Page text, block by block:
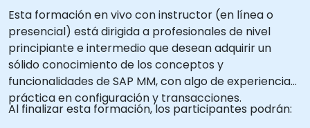
Esta formación en vivo con instructor (en línea o
presencial) está dirigida a profesionales de nivel
principiante e intermedio que desean adquirir un
sólido conocimiento de los conceptos y
funcionalidades de SAP MM, con algo de experiencia
práctica en configuración y transacciones.
Al finalizar esta formación, los participantes podrán: